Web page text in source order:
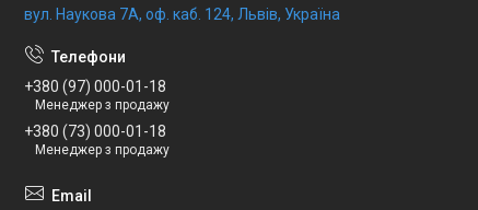
вул. Наукова 7А, оф. каб. 124, Львів, Україна
+380 (97) 000-01-18
Менеджер з продажу
+380 (73) 000-01-18
Менеджер з продажу